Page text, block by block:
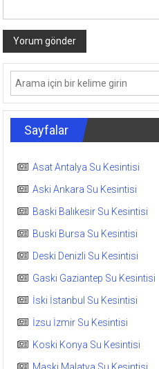
Sayfalar
Asat Antalya Su Kesintisi
Aski Ankara Su Kesintisi
Baski Balıkesir Su Kesintisi
Buski Bursa Su Kesintisi
Deski Denizli Su Kesintisi
Gaski Gaziantep Su Kesintisi
İski İstanbul Su Kesintisi
İzsu İzmir Su Kesintisi
Koski Konya Su Kesintisi